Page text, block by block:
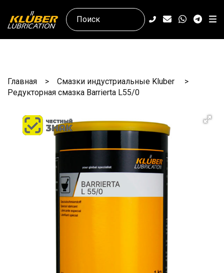
Главная
Смазки индустриальные Kluber
Редукторная смазка Barrierta L55/0